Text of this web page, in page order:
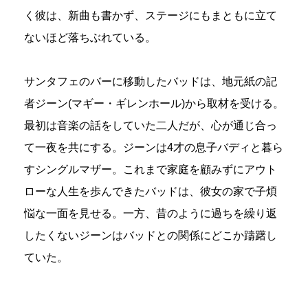
く彼は、新曲も書かず、ステージにもまともに立て
ないほど落ちぶれている。
サンタフェのバーに移動したバッドは、地元紙の記
者ジーン(マギー・ギレンホール)から取材を受ける。
最初は音楽の話をしていた二人だが、心が通じ合っ
て一夜を共にする。ジーンは4才の息子バディと暮ら
すシングルマザー。これまで家庭を顧みずにアウト
ローな人生を歩んできたバッドは、彼女の家で子煩
悩な一面を見せる。一方、昔のように過ちを繰り返
したくないジーンはバッドとの関係にどこか躊躇し
ていた。